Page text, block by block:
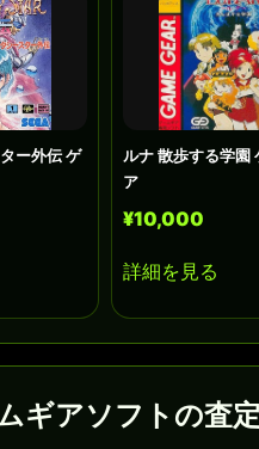
ー外伝 ゲ
ルナ 散歩する学園
ア
¥10,000
詳細を見る
ギアソフトの査